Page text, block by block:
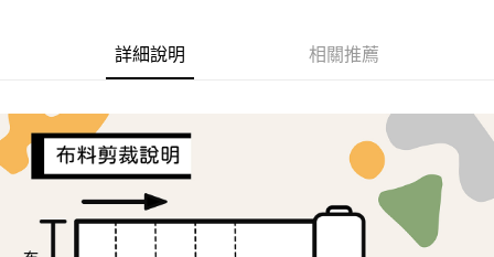
１．簡單：不需註冊會員、不需綁卡、不需儲值。
３．安心：先確認商品／服務後，再付款。
【「AFTEE先享後付」結帳流程】
１．於結帳方式選擇「AFTEE先享後付」後，將跳轉至「AFTEE先享後付」
結帳頁面，進行簡訊認證並確認金額後，即可完成結帳。
２．訂單成立數日內，您將收到繳費通知簡訊。
３．收到繳費通知簡訊後14天內，點擊此簡訊中的連結，可透過四大超商／
ATM／網路銀行／等多元方式進行付款，方視為交易完成。
全家取貨付款
每筆NT$65，滿NT$1,500(含以上)免運費
每筆NT$65，滿NT$1,500(含以上)免運費
詳細說明 相關推薦